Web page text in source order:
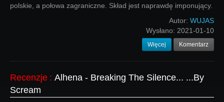
polskie, a połowa zagraniczne. Skład jest naprawdę imponujący.
Autor: WUJAS
Wysłano: 2021-01-10
Więcej Komentarz
Recenzje : Alhena - Breaking The Silence... ...By
Scream